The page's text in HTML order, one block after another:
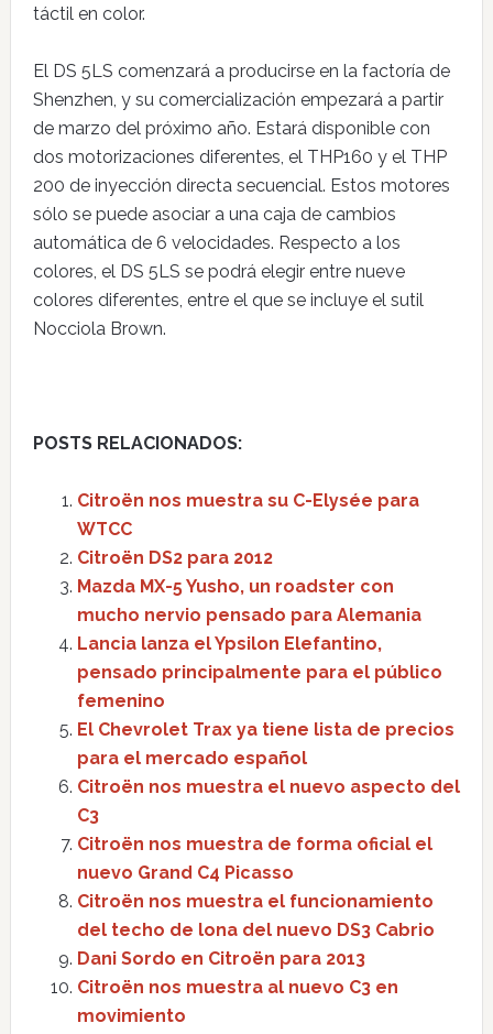
táctil en color.
El DS 5LS comenzará a producirse en la factoría de
Shenzhen, y su comercialización empezará a partir
de marzo del próximo año. Estará disponible con
dos motorizaciones diferentes, el THP160 y el THP
200 de inyección directa secuencial. Estos motores
sólo se puede asociar a una caja de cambios
automática de 6 velocidades. Respecto a los
colores, el DS 5LS se podrá elegir entre nueve
colores diferentes, entre el que se incluye el sutil
Nocciola Brown.
POSTS RELACIONADOS:
Citroën nos muestra su C-Elysée para
WTCC
Citroën DS2 para 2012
Mazda MX-5 Yusho, un roadster con
mucho nervio pensado para Alemania
Lancia lanza el Ypsilon Elefantino,
pensado principalmente para el público
femenino
El Chevrolet Trax ya tiene lista de precios
para el mercado español
Citroën nos muestra el nuevo aspecto del
C3
Citroën nos muestra de forma oficial el
nuevo Grand C4 Picasso
Citroën nos muestra el funcionamiento
del techo de lona del nuevo DS3 Cabrio
Dani Sordo en Citroën para 2013
Citroën nos muestra al nuevo C3 en
movimiento